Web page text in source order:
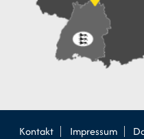
Kontakt Impressum